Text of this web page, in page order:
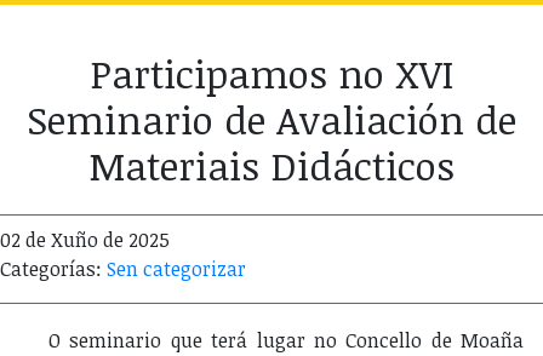
Participamos no XVI
Seminario de Avaliación de
Materiais Didácticos
02 de Xuño de 2025
Categorías: Sen categorizar
O seminario que terá lugar no Concello de Moaña